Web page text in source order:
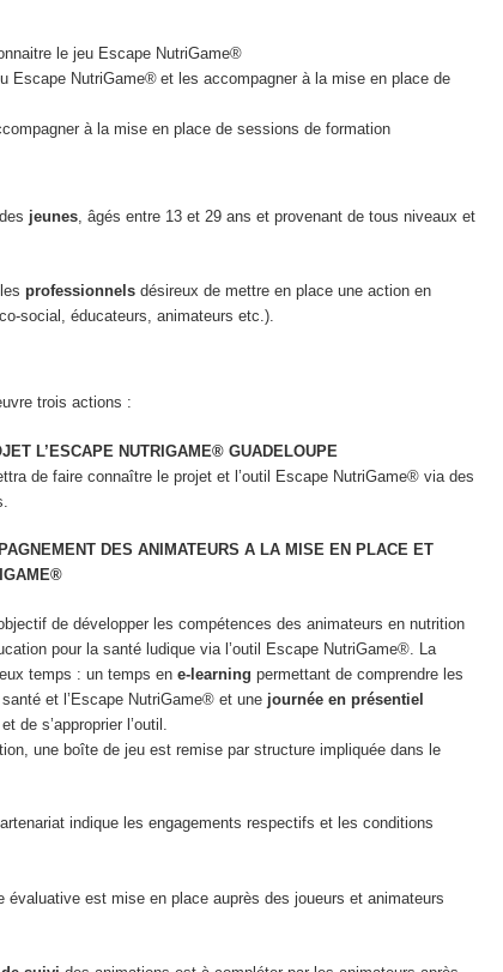
le jeu Escape NutriGame®
Escape NutriGame® et les accompagner à la mise en place de
à la mise en place de sessions de formation
jeunes, âgés entre 13 et 29 ans et provenant de tous niveaux et
professionnels désireux de mettre en place une action en
social, éducateurs, animateurs etc.).
trois actions :
L’ESCAPE NUTRIGAME® GUADELOUPE
de faire connaître le projet et l’outil Escape NutriGame® via des
DES ANIMATEURS A LA MISE EN PLACE ET
de développer les compétences des animateurs en nutrition
pour la santé ludique via l’outil Escape NutriGame®. La
temps : un temps ene-learning permettant de comprendre les
et l’Escape NutriGame® et une journée en présentiel
de s’approprier l’outil.
une boîte de jeu est remise par structure impliquée dans le
indique les engagements respectifs et les conditions
évaluative est mise en place auprès des joueurs et animateurs